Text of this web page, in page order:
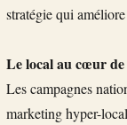
stratégie qui
Le local au cœur de
Les campagnes
marketing hyper-